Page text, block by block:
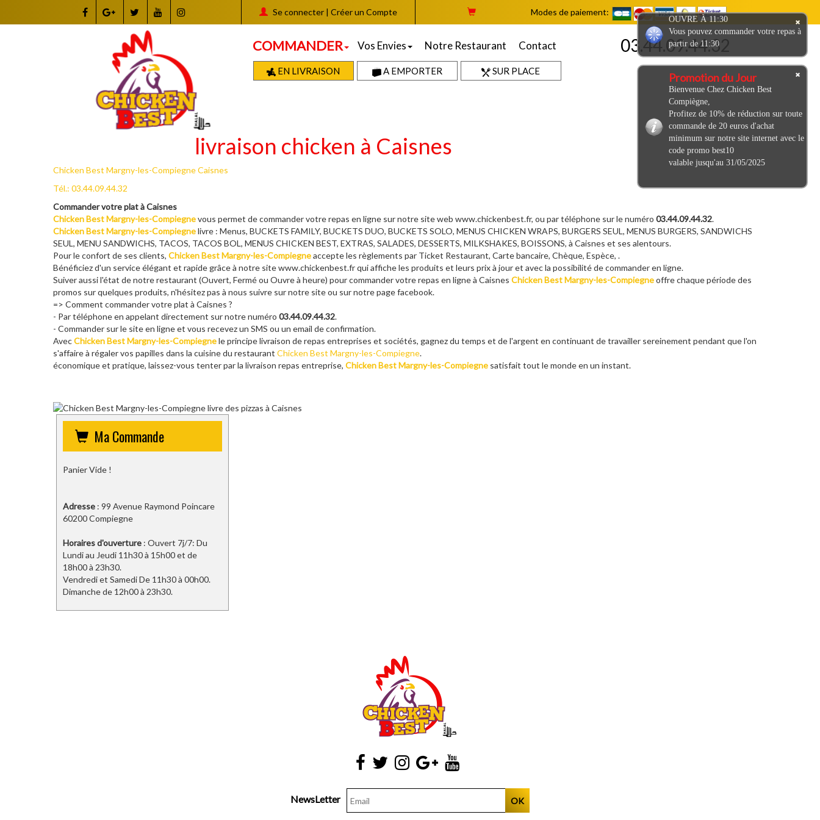
Se connecter| Créer un Compte Modes de paiement:
COMMANDER Vos Envies Notre Restaurant Contact
EN LIVRAISON A EMPORTER SUR PLACE
03.44.09.44.32
livraison chicken à Caisnes
Chicken Best Margny-les-Compiegne Caisnes
Tél.: 03.44.09.44.32
Commander votre plat à Caisnes
Chicken Best Margny-les-Compiegnevous permet de commander votre repas en ligne sur notre site web www.chickenbest.fr, ou par téléphone sur le numéro 03.44.09.44.32.
Chicken Best Margny-les-Compiegnelivre : Menus, BUCKETS FAMILY, BUCKETS DUO, BUCKETS SOLO, MENUS CHICKEN WRAPS, BURGERS SEUL, MENUS BURGERS, SANDWICHS
SEUL, MENU SANDWICHS, TACOS, TACOS BOL, MENUS CHICKEN BEST, EXTRAS, SALADES, DESSERTS, MILKSHAKES, BOISSONS, à Caisnes et ses alentours.
Pour le confort de ses clients, Chicken Best Margny-les-Compiegneaccepte les règlements par Ticket Restaurant, Carte bancaire, Chèque, Espèce, .
Bénéficiez d'un service élégant et rapide grâce à notre site www.chickenbest.fr qui affiche les produits et leurs prix à jour et avec la possibilité de commander en ligne.
Suiver aussi l'état de notre restaurant (Ouvert, Fermé ou Ouvre à heure) pour commander votre repas en ligne à Caisnes Chicken Best Margny-les-Compiegneoffre chaque période des
promos sur quelques produits, n'hésitez pas à nous suivre sur notre site ou sur notre page facebook.
=> Comment commander votre plat à Caisnes ?
- Par téléphone en appelant directement sur notre numéro 03.44.09.44.32.
- Commander sur le site en ligne et vous recevez un SMS ou un email de confirmation.
AvecChicken Best Margny-les-Compiegnele principe livraison de repas entreprises et sociétés, gagnez du temps et de l'argent en continuant de travailler sereinement pendant que l'on
s'affaire à régaler vos papilles dans la cuisine du restaurant Chicken Best Margny-les-Compiegne.
économique et pratique, laissez-vous tenter par la livraison repas entreprise, Chicken Best Margny-les-Compiegne satisfait tout le monde en un instant.
Ma Commande
Panier Vide !
Adresse : 99 Avenue Raymond Poincare
60200 Compiegne
Horaires d'ouverture : Ouvert 7j/7: Du
Lundi au Jeudi 11h30 à 15h00 et de
18h00 à 23h30.
Vendredi et Samedi De 11h30 à 00h00.
Dimanche de 12h00 à 23h30.
NewsLetter OK
OUVRE À 11:30
Vous pouvez commander votre repas à
partir de 11:30
Promotion du Jour
Bienvenue Chez Chicken Best
Compiègne,
Profitez de 10% de réduction sur toute
commande de 20 euros d'achat
minimum sur notre site internet avec le
code promo best10
valable jusqu'au 31/05/2025